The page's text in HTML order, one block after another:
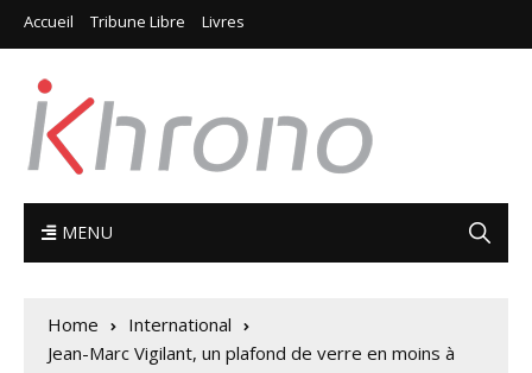
Accueil Tribune Libre Livres
MENU
Home
International
Jean-Marc Vigilant, un plafond de verre en moins à